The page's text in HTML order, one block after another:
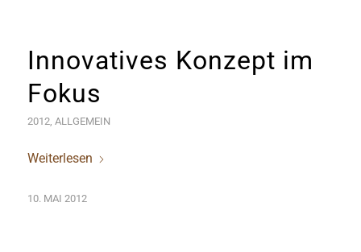
Innovatives Konzept im
Fokus
2012, ALLGEMEIN
Weiterlesen
10. MAI 2012